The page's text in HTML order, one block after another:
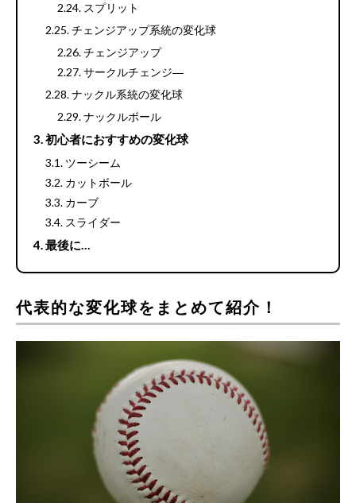
スプリット
チェンジアップ系統の変化球
チェンジアップ
サークルチェンジ―
ナックル系統の変化球
ナックルボール
初心者におすすめの変化球
ツーシーム
カットボール
カーブ
スライダー
最後に…
代表的な変化球をまとめて紹介！